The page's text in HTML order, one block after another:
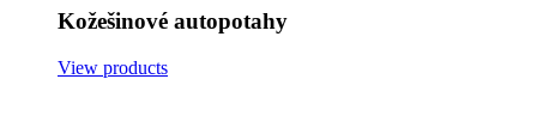
Kožešinové autopotahy
View products